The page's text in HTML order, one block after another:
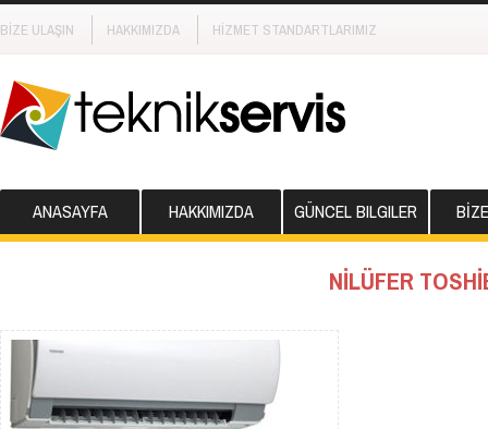
BİZE ULAŞIN HAKKIMIZDA HİZMET STANDARTLARIMIZ
ANASAYFA HAKKIMIZDA GÜNCEL BILGILER
NİLÜFER